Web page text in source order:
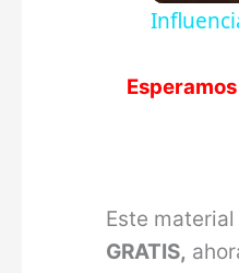
Este
GRATIS,